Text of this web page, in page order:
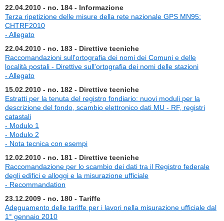
22.04.2010 - no. 184 - Informazione
Terza ripetizione delle misure della rete nazionale GPS MN95:
CHTRF2010
- Allegato
22.04.2010 - no. 183 - Direttive tecniche
Raccomandazioni sull'ortografia dei nomi dei Comuni e delle
località postali - Direttive sull'ortografia dei nomi delle stazioni
- Allegato
15.02.2010 - no. 182 - Direttive tecniche
Estratti per la tenuta del registro fondiario: nuovi moduli per la
descrizione del fondo, scambio elettronico dati MU - RF, registri
catastali
- Modulo 1
- Modulo 2
- Nota tecnica con esempi
12.02.2010 - no. 181 - Direttive tecniche
Raccomandazione per lo scambio dei dati tra il Registro federale
degli edifici e alloggi e la misurazione ufficiale
- Recommandation
23.12.2009 - no. 180 - Tariffe
Adeguamento delle tariffe per i lavori nella misurazione ufficiale dal
1° gennaio 2010